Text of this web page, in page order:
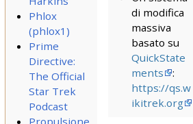
Phlox
(phlox1)
Prime
Directive:
The Official
Star Trek
Podcast
Propulsione
di modifica
massiva
basato su
QuickState
ments
:
https://qs.w
ikitrek.org